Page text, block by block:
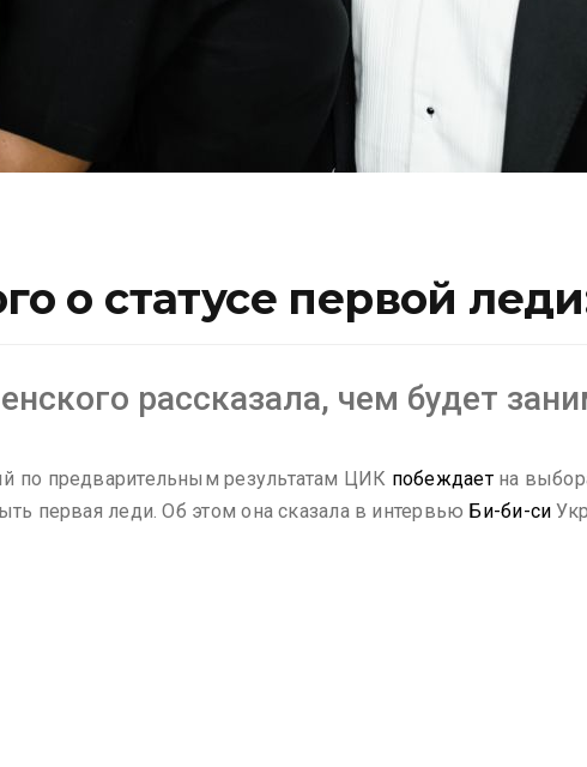
о статусе первой
рассказала, чем будет
по предварительным результатам ЦИК побеждаетна
первая леди. Об этом она сказала в интервью Би-би-си